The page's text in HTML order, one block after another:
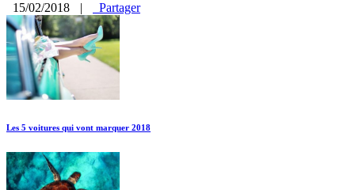
15/02/2018
| Partager
Les 5 voitures qui vont marquer 2018